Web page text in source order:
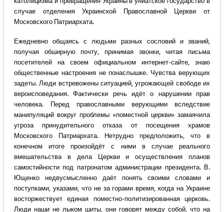
случае отделения Украинской Православной Церкви от
Московского Патриархата.
Ежедневно общаясь с людьми разных сословий и званий,
получая обширную почту, принимая звонки, читая письма
посетителей на своем официальном интернет-сайте, знаю
общественные настроения не понаслышке. Чувства верующих
задеты. Люди встревожены ситуацией, угрожающей свободе их
вероисповедания. Фактически речь идёт о нарушении прав
человека. Перед православными верующими вследствие
манипуляций вокруг проблемы «поместной церкви» замаячила
угроза принудительного отказа от посещения храмов
Московского Патриархата. Нетрудно предположить, что в
конечном итоге произойдёт с ними в случае реального
вмешательства в дела Церкви и осуществления планов
самостийности под патронатом администрации президента. В.
Ющенко недвусмысленно даёт понять своими словами и
поступками, указами, что не за горами время, когда на Украине
восторжествует единая поместно-политизированная церковь.
Люди наши не лыком шиты, они говорят между собой, что на